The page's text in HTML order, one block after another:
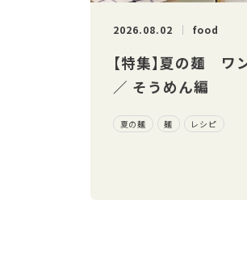
2026.08.02 food
【特集】夏の麺 ワ
／ そうめん編
夏の麺 麺 レシピ